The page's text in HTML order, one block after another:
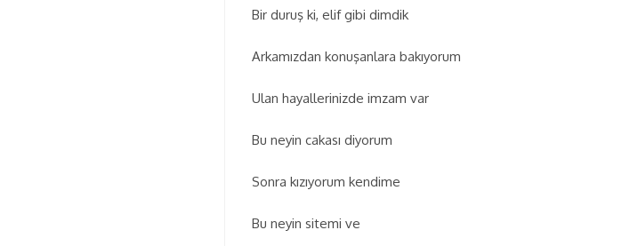
Bir duruş ki, elif gibi dimdik
Arkamızdan konuşanlara bakıyorum
Ulan hayallerinizde imzam var
Bu neyin cakası diyorum
Sonra kızıyorum kendime
Bu neyin sitemi ve